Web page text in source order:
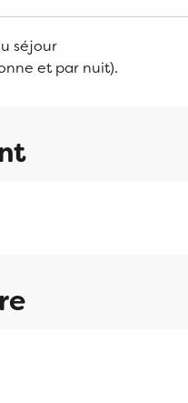
séjour
et par nuit).